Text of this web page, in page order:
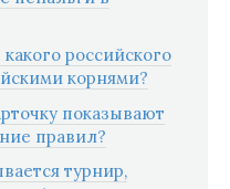
российского
корнями?
показывают
правил?
турнир,